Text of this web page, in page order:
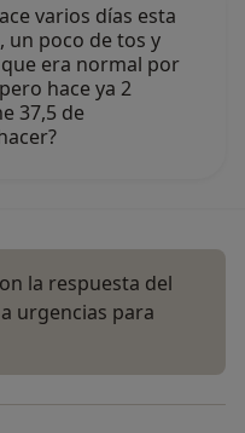
varios días esta
un poco de tos y
era normal por
hace ya 2
37,5 de
la respuesta del
urgencias para